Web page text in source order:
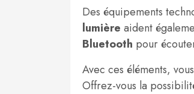
Des équipements
lumière aident
Bluetooth pour
Avec ces éléments,
Offrez-vous la